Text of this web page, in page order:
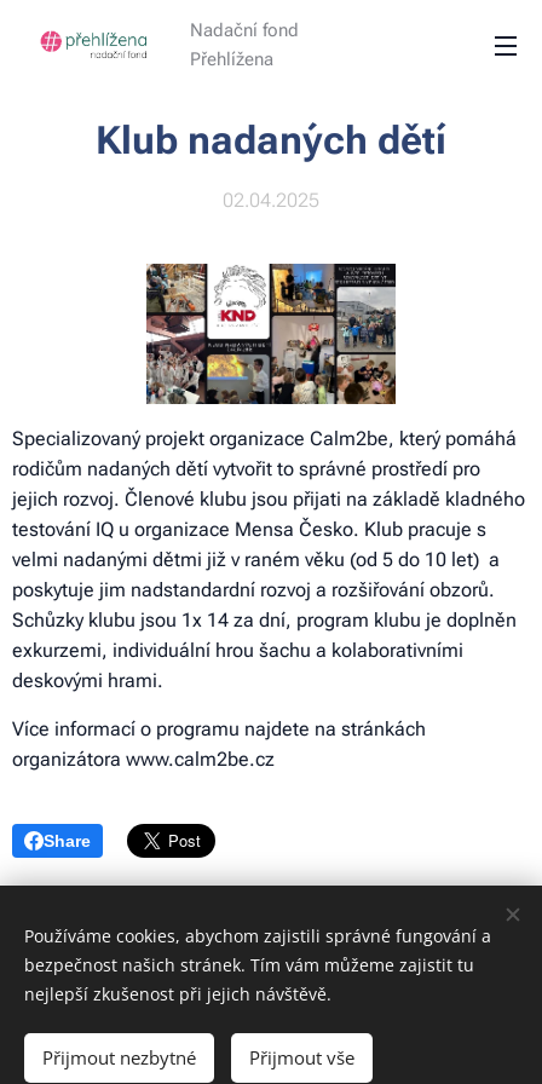
Nadační fond
Přehlížena
Klub nadaných dětí
02.04.2025
Specializovaný projekt organizace Calm2be, který pomáhá
rodičům nadaných dětí vytvořit to správné prostředí pro
jejich rozvoj. Členové klubu jsou přijati na základě kladného
testování IQ u organizace Mensa Česko. Klub pracuje s
velmi nadanými dětmi již v raném věku (od 5 do 10 let) a
poskytuje jim nadstandardní rozvoj a rozšiřování obzorů.
Schůzky klubu jsou 1x 14 za dní, program klubu je doplněn
exkurzemi, individuální hrou šachu a kolaborativními
deskovými hrami.
Více informací o programu najdete na stránkách
organizátora www.calm2be.cz
Share
Vytvořeno službouWebnode
Používáme cookies, abychom zajistili správné fungování a
bezpečnost našich stránek. Tím vám můžeme zajistit tu
nejlepší zkušenost při jejich návštěvě.
Přijmout nezbytné Přijmout vše